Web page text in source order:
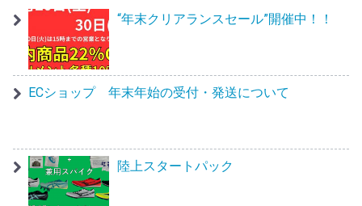
“年末クリアランスセール”開催中！！
ECショップ 年末年始の受付・発送について
陸上スタートパック